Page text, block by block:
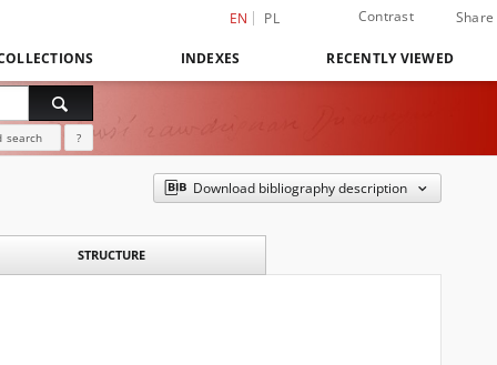
EN PL Contrast Share
INDEXES RECENTLY VIEWED
search ?
Download bibliography description
STRUCTURE